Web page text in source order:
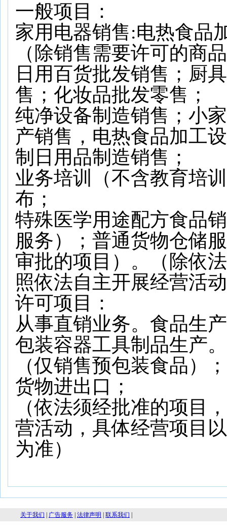
一般项目：
家用电器销售:电热食品
（除销售需要许可的商
日用百货批发销售；厨
售；化妆品批发零售；
纯净设备制造销售； 小
产销售， 电热食品加工
制日用品制造销售；
业务培训（不含教育培
布；
特殊医学用途配方食品
服务）；普通货物仓储
审批的项目）。（除依
照依法自主开展经营活
许可项目：
从事直销业务。 食品生
包装容器工具制品生产
（仅销售预包装食品）
货物进出口；
（依法须经批准的项目
营活动，具体经营项目
为准）
关于我们 广告服务 法律声明 联系我们